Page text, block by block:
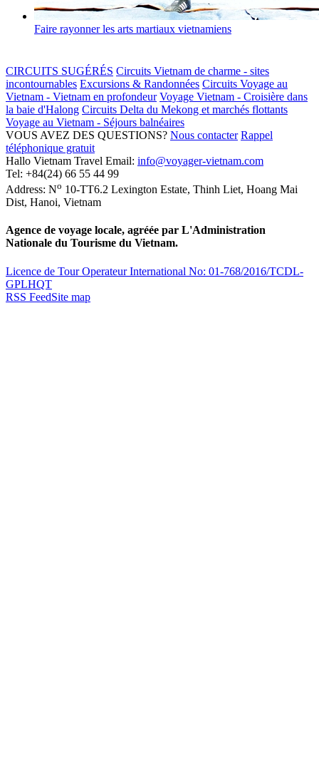
Faire rayonner les arts martiaux vietnamiens
CIRCUITS SUGÉRÉS Circuits Vietnam de charme - sites
incontournables Excursions & Randonnées Circuits Voyage au
Vietnam - Vietnam en profondeur Voyage Vietnam - Croisière dans
la baie d'Halong Circuits Delta du Mekong et marchés flottants
Voyage au Vietnam - Séjours balnéaires
VOUS AVEZ DES QUESTIONS? Nous contacter Rappel
téléphonique gratuit
Hallo Vietnam Travel Email: info@voyager-vietnam.com
Tel: +84(24) 66 55 44 99
Address: No 10-TT6.2 Lexington Estate, Thinh Liet, Hoang Mai
Dist, Hanoi, Vietnam
Agence de voyage locale, agréée par L'Administration
Nationale du Tourisme du Vietnam.
Licence de Tour Operateur International No: 01-768/2016/TCDL-
GPLHQT
RSS FeedSite map